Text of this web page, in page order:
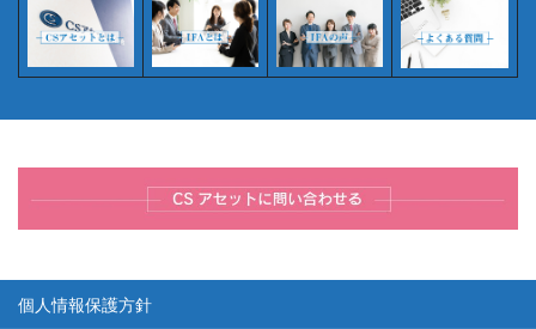
個人情報保護方針